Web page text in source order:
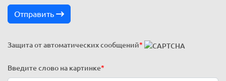
Отправить
Защита от автоматических сообщений*
Введите слово на картинке*